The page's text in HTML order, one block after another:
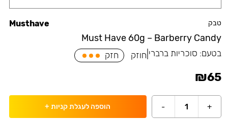
טבק
Must Have 60g – Barberry Candy
Musthave
בטעם: סוכריות ברברי חוזק חזק
₪65
+
1
- הוספה לעגלת קניות +